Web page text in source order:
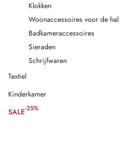
Klokken
Woonaccessoires voor de hal
Badkameraccessoires
Sieraden
Schrijfwaren
Textiel
Kinderkamer
SALE-25%
(25% gespart)